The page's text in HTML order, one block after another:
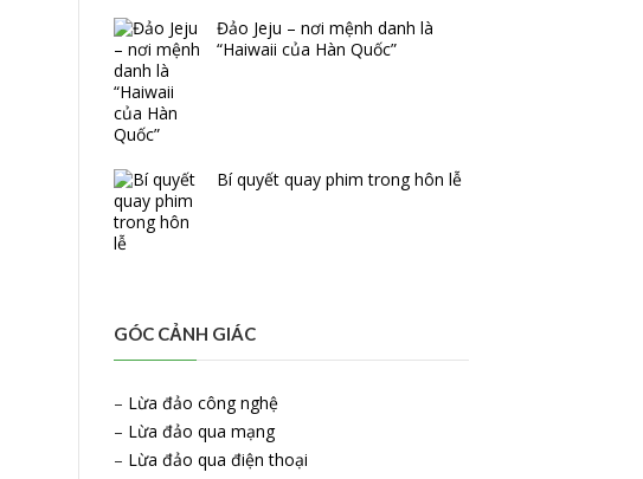
Đảo Jeju – nơi mệnh danh là
“Haiwaii của Hàn Quốc”
Bí quyết quay phim trong hôn lễ
GÓC CẢNH GIÁC
– Lừa đảo công nghệ
– Lừa đảo qua mạng
– Lừa đảo qua điện thoại